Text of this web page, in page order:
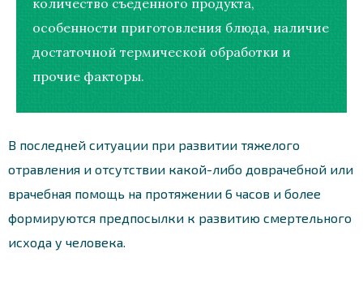
особенности приготовления блюда, наличие
достаточной термической обработки и
прочие факторы.
В последней ситуации при развитии тяжелого
отравления и отсутствии какой-либо доврачебной или
врачебная помощь на протяжении 6 часов и более
формируются предпосылки к развитию смертельного
исхода у человека.